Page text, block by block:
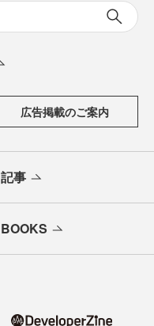
広告掲載のご案内
記事
BOOKS